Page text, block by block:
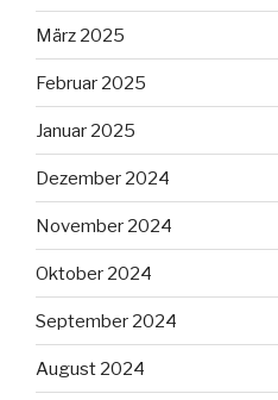
März 2025
Februar 2025
Januar 2025
Dezember 2024
November 2024
Oktober 2024
September 2024
August 2024